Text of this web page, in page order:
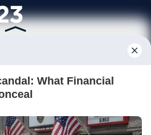
dan telah melayani jutaan orang di
untuk membuat
Lebih Mudah' dengan dukungan
profesional.